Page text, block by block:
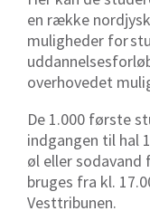
en række
muligheder for
overhovedet
De 1.000 første
indgangen til hal 1
øl eller sodavand
bruges fra kl.
Vesttribunen.